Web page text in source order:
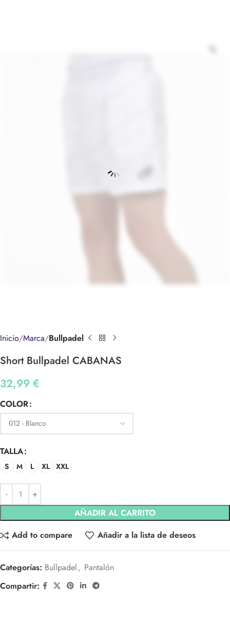
Inicio Marca Bullpadel
Short Bullpadel CABANAS
32,99 €
COLOR
TALLA
S M L XL XXL
AÑADIR AL CARRITO
Add to compare
Añadir a la lista de deseos
Categorías: Bullpadel, Pantalón
Compartir: